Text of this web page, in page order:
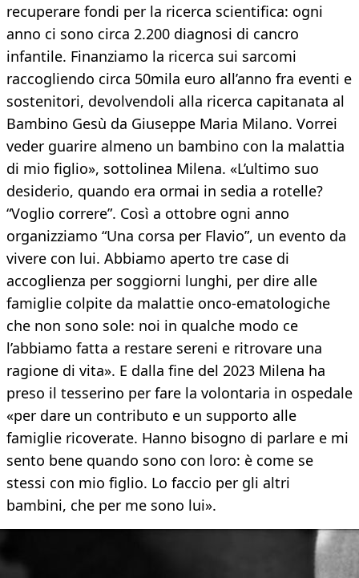
recuperare fondi per la ricerca scientifica: ogni
anno ci sono circa 2.200 diagnosi di cancro
infantile. Finanziamo la ricerca sui sarcomi
raccogliendo circa 50mila euro all’anno fra eventi e
sostenitori, devolvendoli alla ricerca capitanata al
Bambino Gesù da Giuseppe Maria Milano. Vorrei
veder guarire almeno un bambino con la malattia
di mio figlio», sottolinea Milena. «L’ultimo suo
desiderio, quando era ormai in sedia a rotelle?
“Voglio correre”. Così a ottobre ogni anno
organizziamo “Una corsa per Flavio”, un evento da
vivere con lui. Abbiamo aperto tre case di
accoglienza per soggiorni lunghi, per dire alle
famiglie colpite da malattie onco-ematologiche
che non sono sole: noi in qualche modo ce
l’abbiamo fatta a restare sereni e ritrovare una
ragione di vita». E dalla fine del 2023 Milena ha
preso il tesserino per fare la volontaria in ospedale
«per dare un contributo e un supporto alle
famiglie ricoverate. Hanno bisogno di parlare e mi
sento bene quando sono con loro: è come se
stessi con mio figlio. Lo faccio per gli altri
bambini, che per me sono lui».